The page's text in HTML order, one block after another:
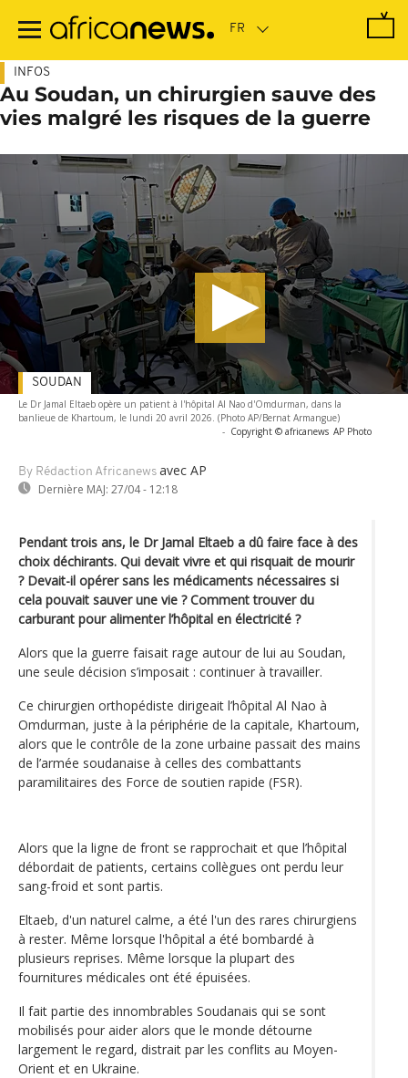
contenu
INFOS
Au Soudan, un chirurgien sauve des
vies malgré les risques de la guerre
Le Dr Jamal Eltaeb opère un patient à l'hôpital Al Nao d'Omdurman, dans la
banlieue de Khartoum, le lundi 20 avril 2026. (Photo AP/Bernat Armangue)
- Copyright © africanews AP Photo
By Rédaction Africanews avec AP
Dernière MAJ: 27/04 - 12:18
SOUDAN
Pendant trois ans, le Dr Jamal Eltaeb a dû faire face à des
choix déchirants. Qui devait vivre et qui risquait de mourir
? Devait-il opérer sans les médicaments nécessaires si
cela pouvait sauver une vie ? Comment trouver du
carburant pour alimenter l’hôpital en électricité ?
Alors que la guerre faisait rage autour de lui au Soudan,
une seule décision s’imposait : continuer à travailler.
Ce chirurgien orthopédiste dirigeait l’hôpital Al Nao à
Omdurman, juste à la périphérie de la capitale, Khartoum,
alors que le contrôle de la zone urbaine passait des mains
de l’armée soudanaise à celles des combattants
paramilitaires des Force de soutien rapide (FSR).
Alors que la ligne de front se rapprochait et que l’hôpital
débordait de patients, certains collègues ont perdu leur
sang-froid et sont partis.
Eltaeb, d'un naturel calme, a été l'un des rares chirurgiens
à rester. Même lorsque l'hôpital a été bombardé à
plusieurs reprises. Même lorsque la plupart des
fournitures médicales ont été épuisées.
Il fait partie des innombrables Soudanais qui se sont
mobilisés pour aider alors que le monde détourne
largement le regard, distrait par les conflits au Moyen-
Orient et en Ukraine.